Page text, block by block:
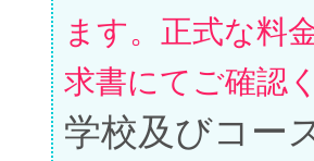
ます。正式な料
求書にてご確認
学校及びコー